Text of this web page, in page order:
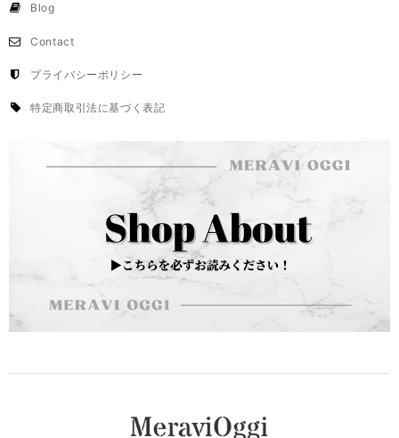
Blog
Contact
プライバシーポリシー
特定商取引法に基づく表記